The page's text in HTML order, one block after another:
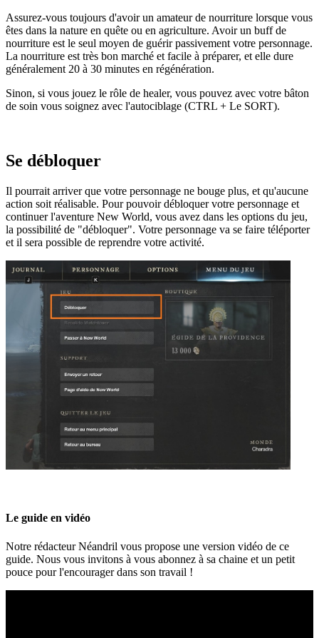
Assurez-vous toujours d'avoir un amateur de nourriture lorsque vous
êtes dans la nature en quête ou en agriculture. Avoir un buff de
nourriture est le seul moyen de guérir passivement votre personnage.
La nourriture est très bon marché et facile à préparer, et elle dure
généralement 20 à 30 minutes en régénération.
Sinon, si vous jouez le rôle de healer, vous pouvez avec votre bâton
de soin vous soignez avec l'autociblage (CTRL + Le SORT).
Se débloquer
Il pourrait arriver que votre personnage ne bouge plus, et qu'aucune
action soit réalisable. Pour pouvoir débloquer votre personnage et
continuer l'aventure New World, vous avez dans les options du jeu,
la possibilité de "débloquer". Votre personnage va se faire téléporter
et il sera possible de reprendre votre activité.
Le guide en vidéo
Notre rédacteur Néandril vous propose une version vidéo de ce
guide. Nous vous invitons à vous abonnez à sa chaine et un petit
pouce pour l'encourager dans son travail !